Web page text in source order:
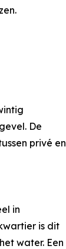
De
privé en
in
is dit
water. Een